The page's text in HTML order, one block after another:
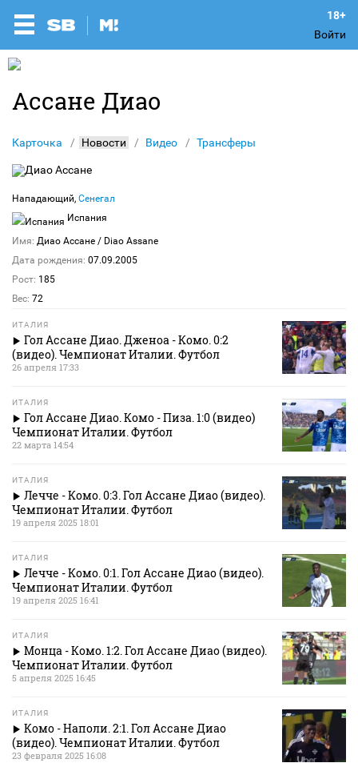
Войти
Ассане Диао
Карточка Новости Видео Трансферы
Нападающий, Сенегал
Испания
Имя: Диао Ассане / Diao Assane
Дата рождения: 07.09.2005
Рост: 185
Вес: 72
ИТАЛИЯ
Гол Ассане Диао. Дженоа - Комо. 0:2
(видео). Чемпионат Италии. Футбол
26 апреля 17:33
ИТАЛИЯ
Гол Ассане Диао. Комо - Пиза. 1:0 (видео)
Чемпионат Италии. Футбол
22 марта 14:54
ИТАЛИЯ
Лечче - Комо. 0:3. Гол Ассане Диао (видео).
Чемпионат Италии. Футбол
19 апреля 2025 18:01
ИТАЛИЯ
Лечче - Комо. 0:1. Гол Ассане Диао (видео).
Чемпионат Италии. Футбол
19 апреля 2025 16:41
ИТАЛИЯ
Монца - Комо. 1:2. Гол Ассане Диао (видео).
Чемпионат Италии. Футбол
5 апреля 2025 16:45
ИТАЛИЯ
Комо - Наполи. 2:1. Гол Ассане Диао
(видео). Чемпионат Италии. Футбол
23 февраля 2025 16:08